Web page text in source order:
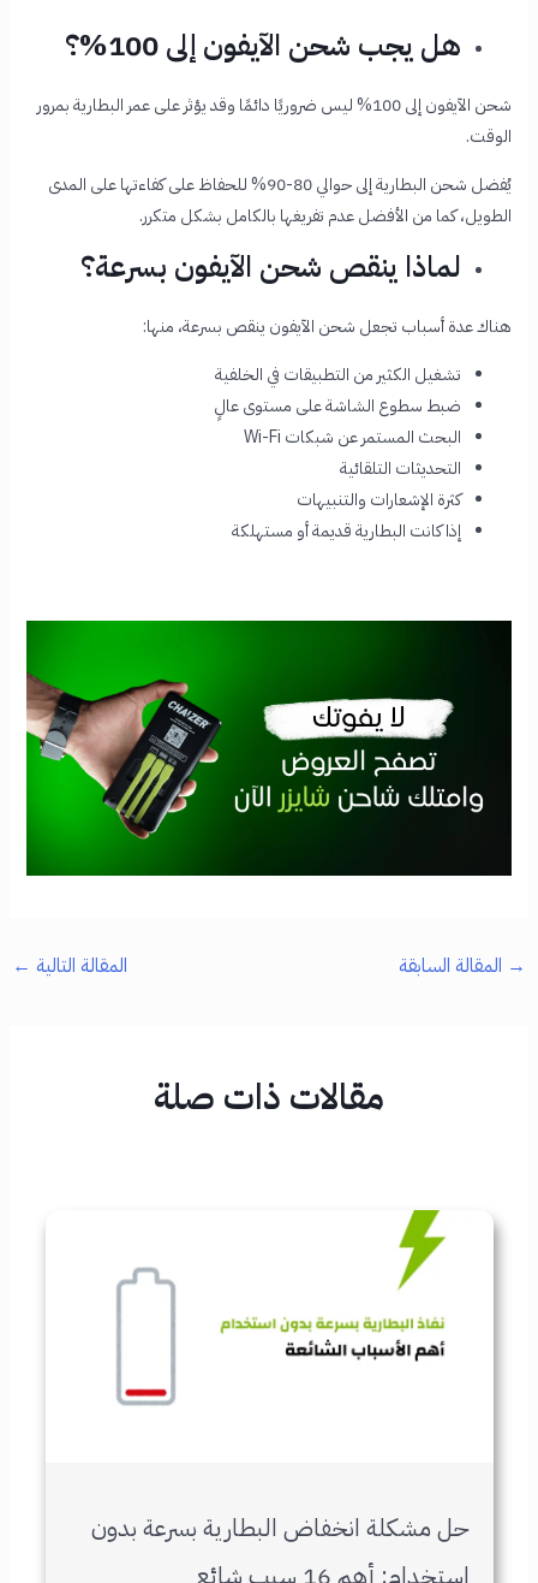
هل يجب شحن الآيفون إلى 100%؟
شحن الآيفون إلى 100% ليس ضروريًا دائمًا وقد يؤثر على عمر البطارية بمرور
الوقت.
يُفضل شحن البطارية إلى حوالي 80-90% للحفاظ على كفاءتها على المدى
الطويل، كما من الأفضل عدم تفريغها بالكامل بشكل متكرر.
لماذا ينقص شحن الآيفون بسرعة؟
هناك عدة أسباب تجعل شحن الآيفون ينقص بسرعة، منها:
تشغيل الكثير من التطبيقات في الخلفية
ضبط سطوع الشاشة على مستوى عالٍ
البحث المستمر عن شبكات Wi-Fi
التحديثات التلقائية
كثرة الإشعارات والتنبيهات
إذا كانت البطارية قديمة أو مستهلكة
→ المقالة السابقة المقالة التالية ←
مقالات ذات صلة
حل مشكلة انخفاض البطارية بسرعة بدون
استخدام: أهم 16 سبب شائع